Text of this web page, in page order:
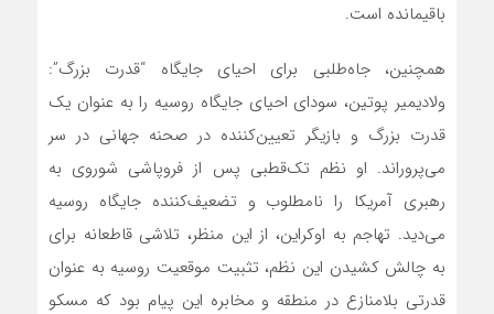
باقیمانده است.
همچنین، جاه‌طلبی برای احیای جایگاه “قدرت بزرگ”:
ولادیمیر پوتین، سودای احیای جایگاه روسیه را به عنوان یک
قدرت بزرگ و بازیگر تعیین‌کننده در صحنه جهانی در سر
می‌پروراند. او نظم تک‌قطبی پس از فروپاشی شوروی به
رهبری آمریکا را نامطلوب و تضعیف‌کننده جایگاه روسیه
می‌دید. تهاجم به اوکراین، از این منظر، تلاشی قاطعانه برای
به چالش کشیدن این نظم، تثبیت موقعیت روسیه به عنوان
قدرتی بلامنازع در منطقه و مخابره این پیام بود که مسکو